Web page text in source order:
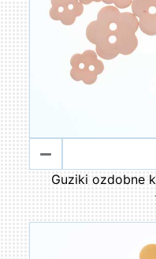
Guziki ozdobne